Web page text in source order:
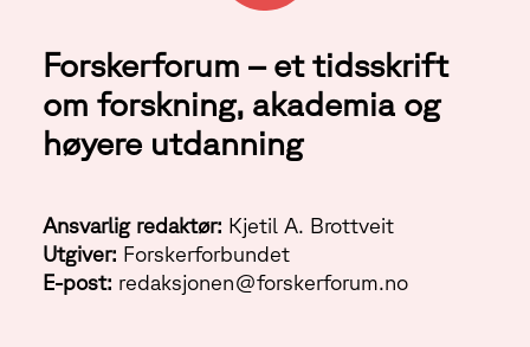
Forskerforum – et tidsskrift
om forskning, akademia og
høyere utdanning
Ansvarlig redaktør: Kjetil A. Brottveit
Utgiver: Forskerforbundet
E-post: redaksjonen@forskerforum.no